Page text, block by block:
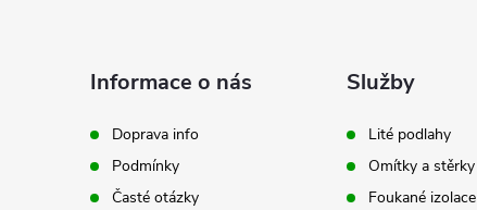
Informace o nás
Doprava info
Podmínky
Časté otázky
Služby
Lité podlahy
Omítky a stěrky
Foukané izolace